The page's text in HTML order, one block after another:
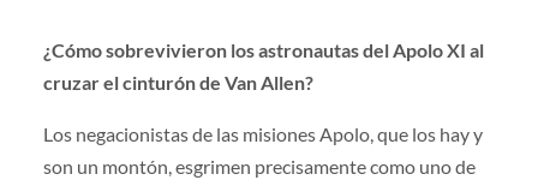
¿Cómo sobrevivieron los astronautas del Apolo XI al
cruzar el cinturón de Van Allen?
Los negacionistas de las misiones Apolo, que los hay y
son un montón, esgrimen precisamente como uno de